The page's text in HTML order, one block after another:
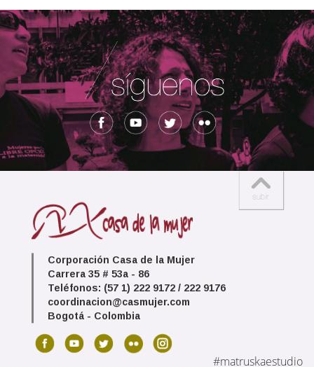
Corporación Casa de la Mujer
Carrera 35 # 53a - 86
Teléfonos: (57 1) 222 9172 / 222 9176
coordinacion@casmujer.com
Bogotá - Colombia
#matruskaestudio